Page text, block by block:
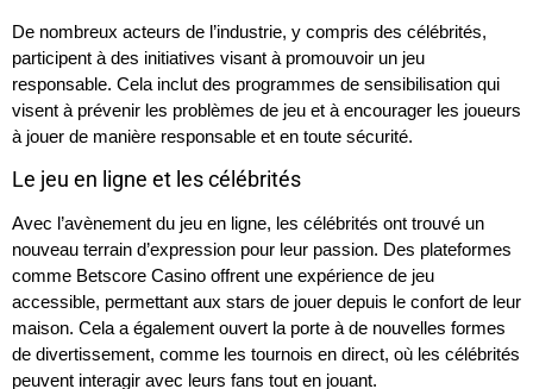
De nombreux acteurs de l’industrie, y compris des célébrités,
participent à des initiatives visant à promouvoir un jeu
responsable. Cela inclut des programmes de sensibilisation qui
visent à prévenir les problèmes de jeu et à encourager les joueurs
à jouer de manière responsable et en toute sécurité.
Le jeu en ligne et les célébrités
Avec l’avènement du jeu en ligne, les célébrités ont trouvé un
nouveau terrain d’expression pour leur passion. Des plateformes
comme Betscore Casino offrent une expérience de jeu
accessible, permettant aux stars de jouer depuis le confort de leur
maison. Cela a également ouvert la porte à de nouvelles formes
de divertissement, comme les tournois en direct, où les célébrités
peuvent interagir avec leurs fans tout en jouant.